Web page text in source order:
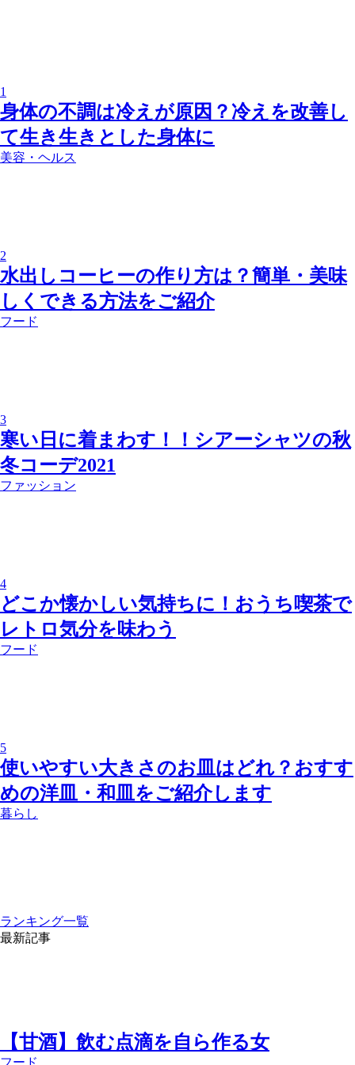
1
身体の不調は冷えが原因？冷えを改善し
て生き生きとした身体に
美容・ヘルス
2
水出しコーヒーの作り方は？簡単・美味
しくできる方法をご紹介
フード
3
寒い日に着まわす！！シアーシャツの秋
冬コーデ2021
ファッション
4
どこか懐かしい気持ちに！おうち喫茶で
レトロ気分を味わう
フード
5
使いやすい大きさのお皿はどれ？おすす
めの洋皿・和皿をご紹介します
暮らし
ランキング一覧
最新記事
【甘酒】飲む点滴を自ら作る女
フード